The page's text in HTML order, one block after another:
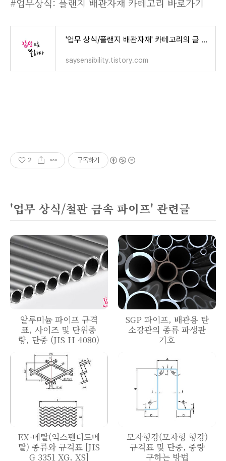
#업무상식: 플랜지 배관자재 카테고리 바로가기
'업무 상식/플랜지 배관자재' 카테고리의 글 목록
saysensibility.tistory.com
2 구독하기
'업무 상식/철판 금속 파이프' 관련글
알루미늄 파이프 규격
표, 사이즈 및 단위중
량, 단중 (JIS H 4080)
SGP 파이프, 배관용 탄
소강관의 종류 파생관
기호
EX-메탈(익스펜디드메
탈) 종류와 규격표 [JIS
G 3351 XG, XS]
모자형강(모자형 형강)
규격표 및 단중, 중량
구하는 방법